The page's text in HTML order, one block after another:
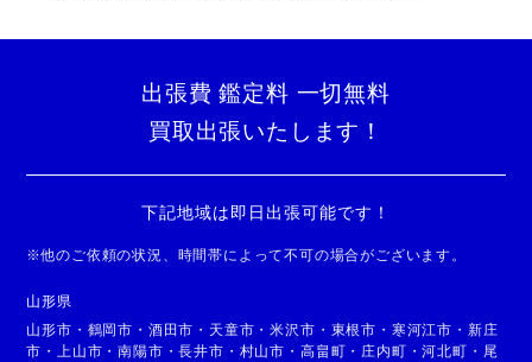
出張費 鑑定料 一切無料
買取出張いたします！
下記地域は即日出張可能です！
※他のご依頼の状況、時間帯によって不可の場合がございます。
山形県
山形市 ・ 鶴岡市 ・ 酒田市 ・ 天童市 ・米沢市 ・ 東根市 ・ 寒河江市 ・ 新庄
市 ・ 上山市 ・南陽市 ・長井市 ・ 村山市 ・ 高畠町 ・ 庄内町 ・河北町 ・ 尾